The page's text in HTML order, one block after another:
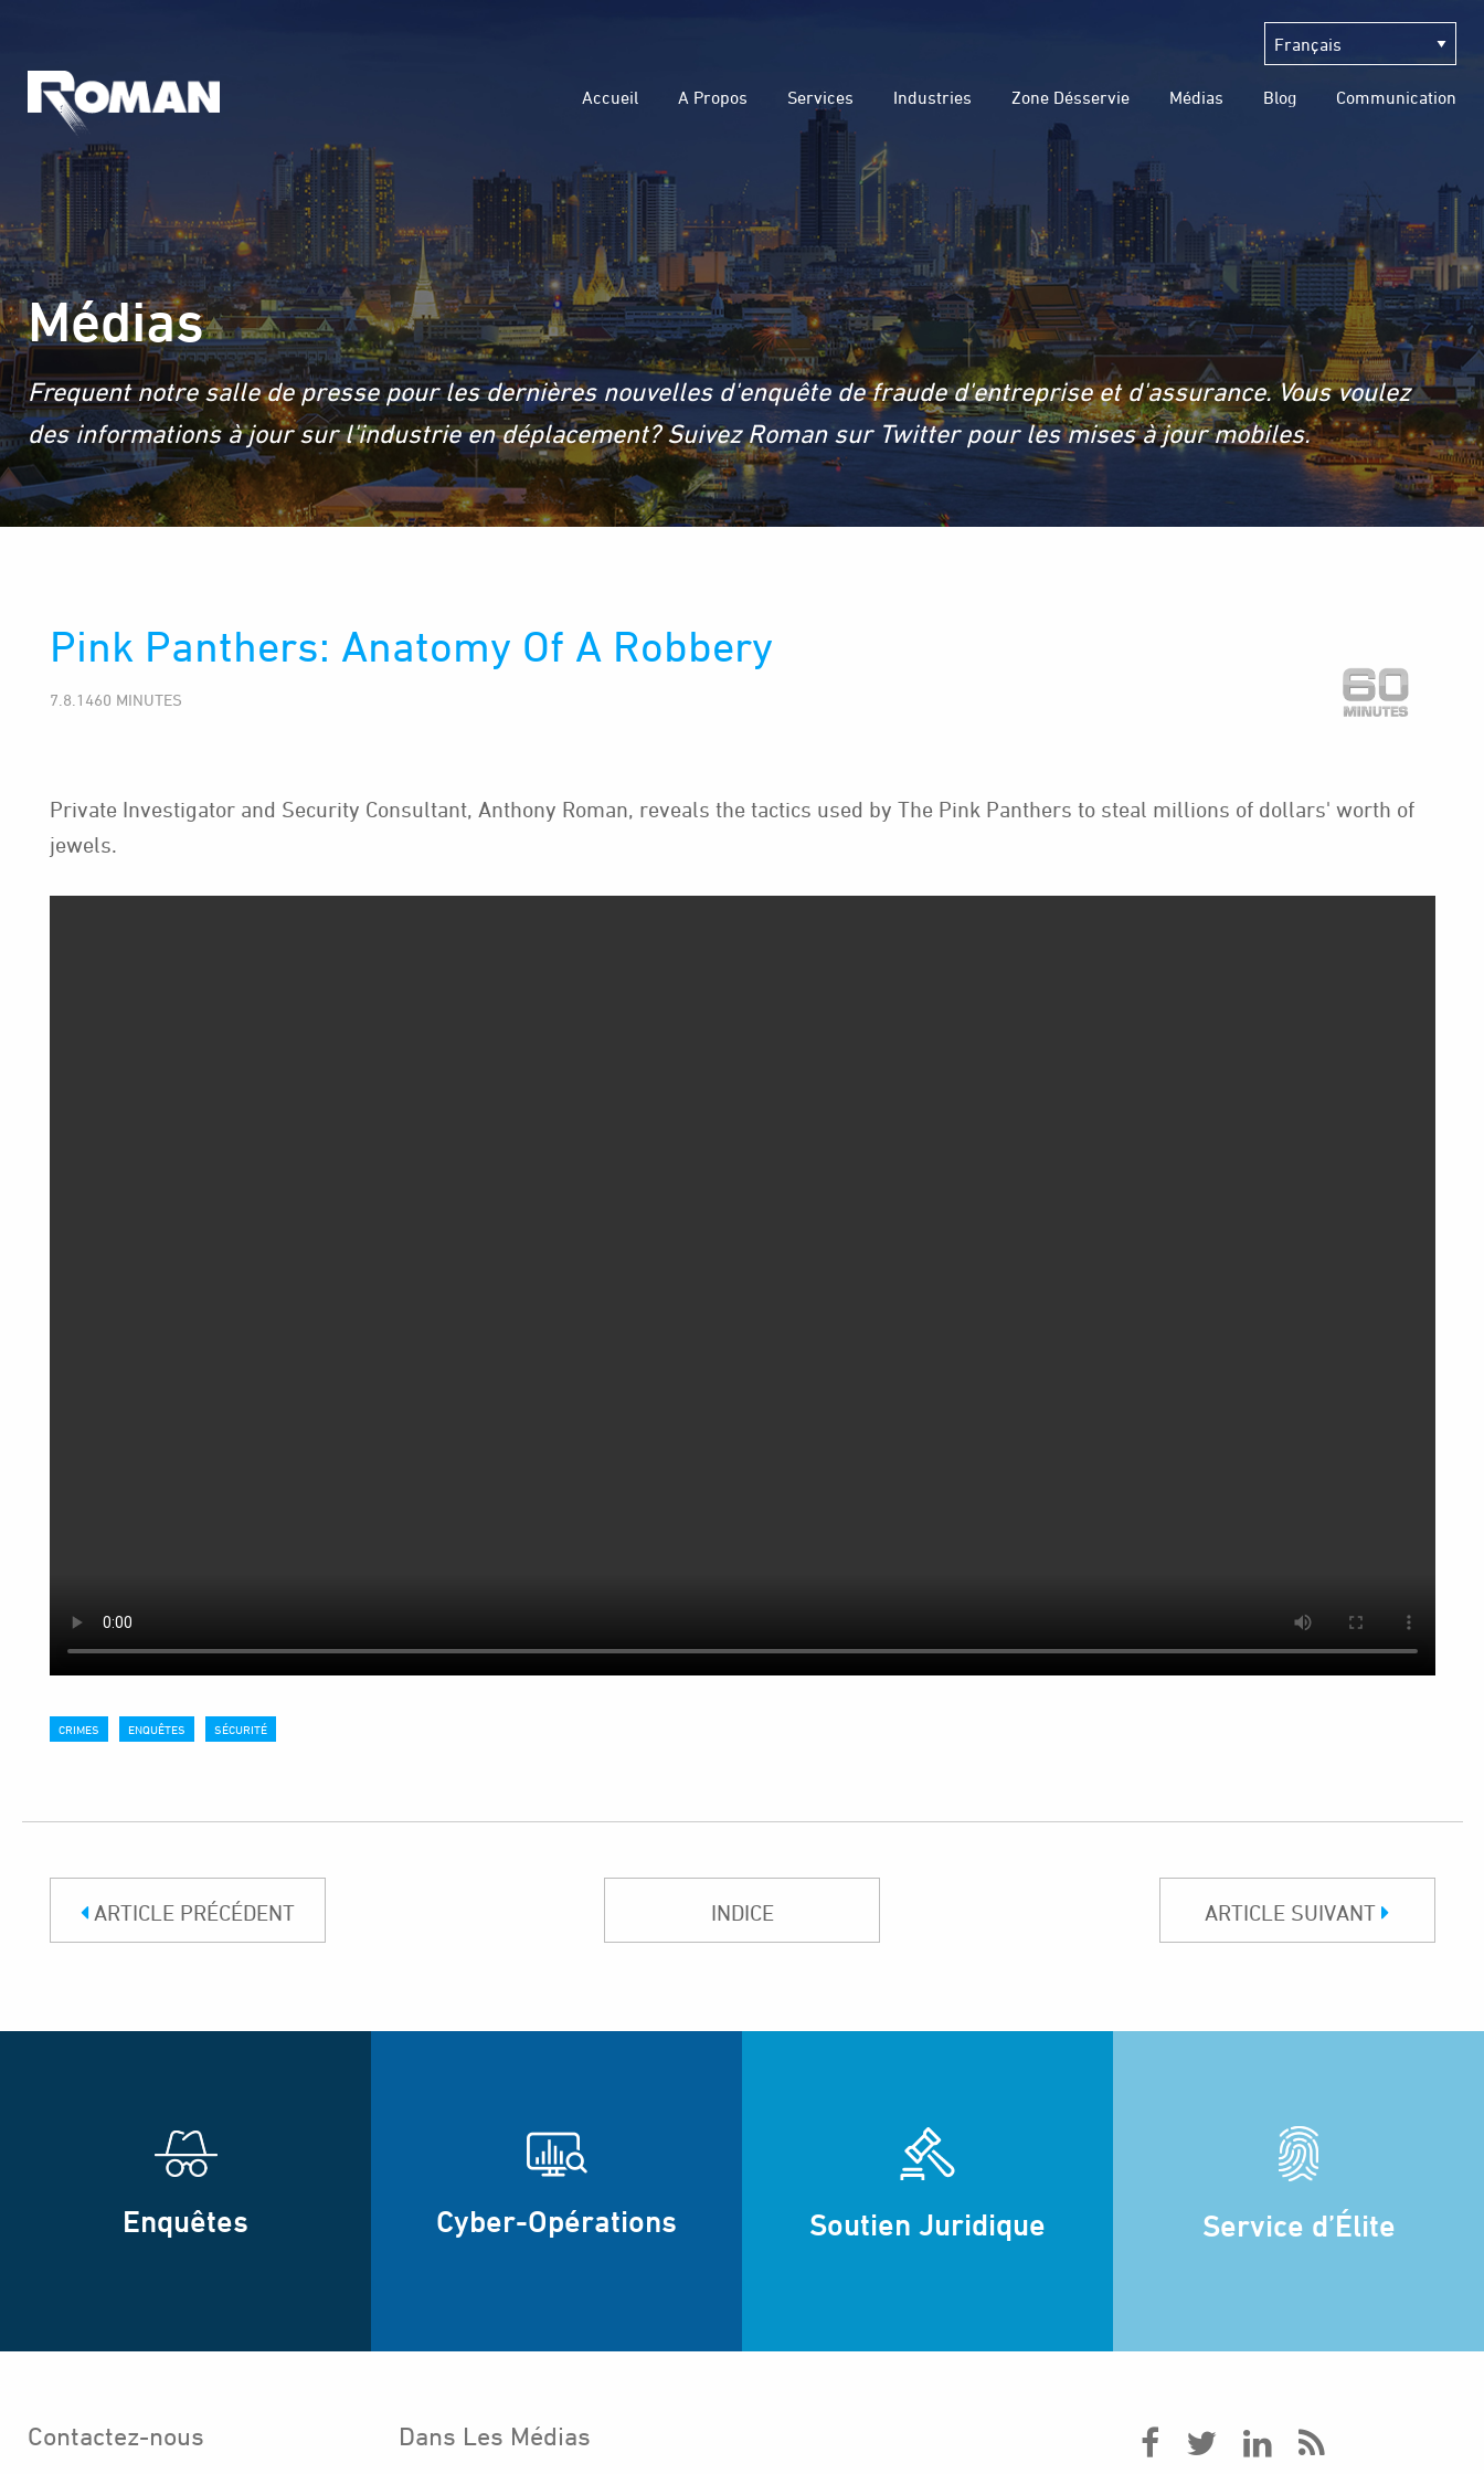
Accueil A Propos Services Industries Zone Désservie Médias Blog Communication
Médias
Frequent notre salle de presse pour les dernières nouvelles d'enquête de fraude d'entreprise et d'assurance. Vous voulez
des informations à jour sur l'industrie en déplacement? Suivez Roman sur Twitter pour les mises à jour mobiles.
Pink Panthers: Anatomy Of A Robbery
7.8.1460 MINUTES
Private Investigator and Security Consultant, Anthony Roman, reveals the tactics used by The Pink Panthers to steal millions of dollars' worth of
jewels.
CRIMES ENQUÊTES SÉCURITÉ
ARTICLE PRÉCÉDENT INDICE ARTICLE SUIVANT
Enquêtes Cyber-Opérations Soutien Juridique Service d’Élite
Contactez-nous Dans Les Médias